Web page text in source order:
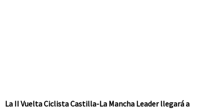
La II Vuelta Ciclista Castilla-La Mancha Leader llegará a